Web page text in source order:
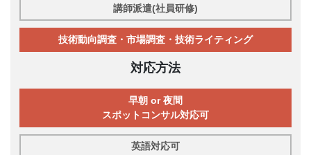
講師派遣(社員研修)
技術動向調査・市場調査・技術ライティング
対応方法
早朝 or 夜間
スポットコンサル対応可
英語対応可